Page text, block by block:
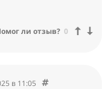
ли отзыв? 0
в 11:05